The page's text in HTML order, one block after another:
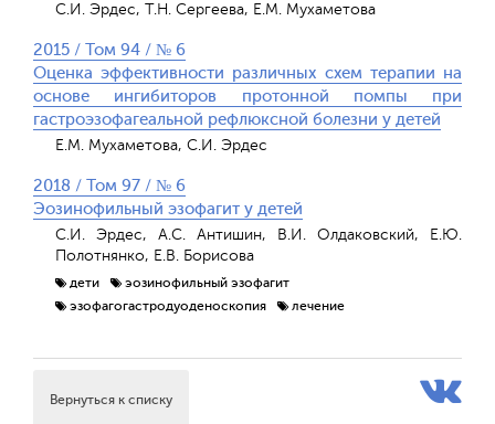
С.И. Эрдес, Т.Н. Сергеева, Е.М. Мухаметова
2015 / Том 94 / № 6
Оценка эффективности различных схем терапии на
основе ингибиторов протонной помпы при
гастроэзофагеальной рефлюксной болезни у детей
Е.М. Мухаметова, С.И. Эрдес
2018 / Том 97 / № 6
Эозинофильный эзофагит у детей
С.И. Эрдес, А.С. Антишин, В.И. Олдаковский, Е.Ю.
Полотнянко, Е.В. Борисова
дети
эозинофильный эзофагит
эзофагогастродуоденоскопия
лечение
Вернуться к списку